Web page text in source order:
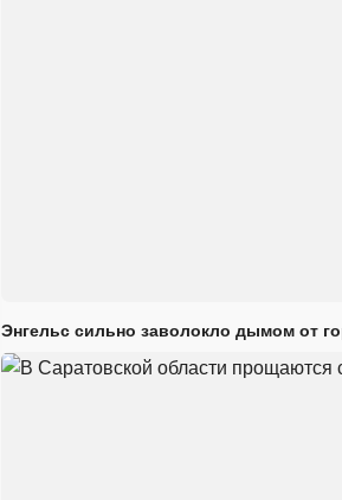
Энгельс сильно заволокло дымом от